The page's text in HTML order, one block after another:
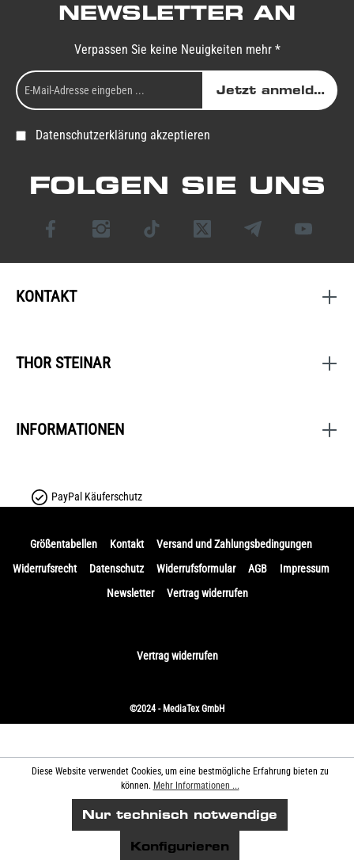
NEWSLETTER AN
Verpassen Sie keine Neuigkeiten mehr *
Jetzt anmelden
Datenschutzerklärung akzeptieren
FOLGEN SIE UNS
KONTAKT
THOR STEINAR
INFORMATIONEN
PayPal Käuferschutz
Größentabellen Kontakt
Versand und Zahlungsbedingungen
Widerrufsrecht
Datenschutz Widerrufsformular AGB
Impressum
Newsletter
Vertrag widerrufen
Vertrag widerrufen
©2024 - MediaTex GmbH
Diese Website verwendet Cookies, um eine bestmögliche Erfahrung bieten zu
können. Mehr Informationen ...
Nur technisch notwendige
Konfigurieren